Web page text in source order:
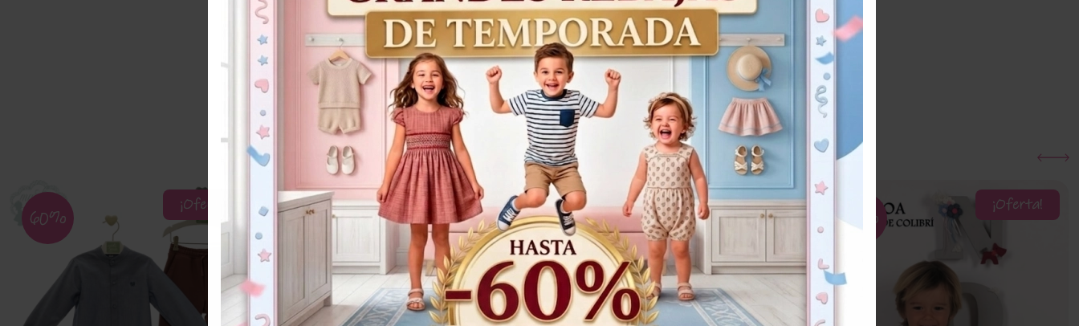
Productos Relacionados
¡Oferta!
60%
¡Oferta!
51%
¡Oferta!
53%
¡Oferta!
50%